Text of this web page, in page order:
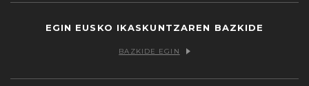
EGIN EUSKO IKASKUNTZAREN BAZKIDE
BAZKIDE EGIN